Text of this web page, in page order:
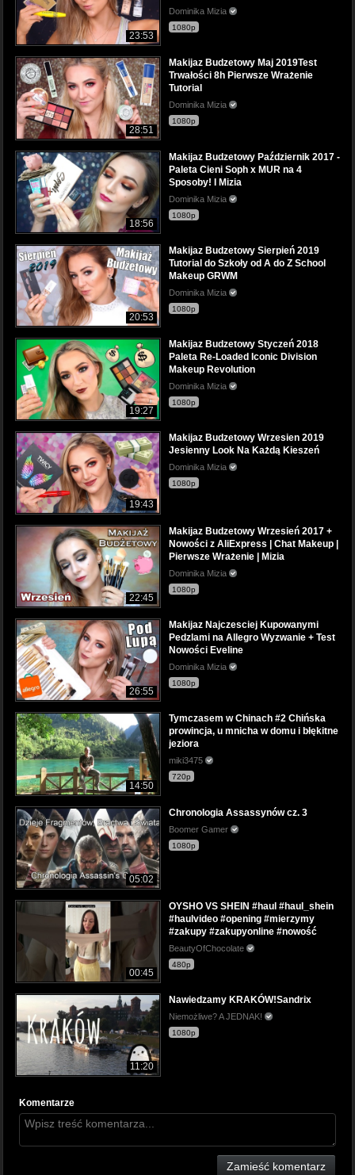
23:53
Dominika Mizia
1080p
28:51
Makijaz Budzetowy Maj 2019Test
Trwałości 8h Pierwsze Wrażenie
Tutorial
Dominika Mizia
1080p
18:56
Makijaz Budzetowy Październik 2017 -
Paleta Cieni Soph x MUR na 4
Sposoby! I Mizia
Dominika Mizia
1080p
20:53
Makijaz Budzetowy Sierpień 2019
Tutorial do Szkoły od A do Z School
Makeup GRWM
Dominika Mizia
1080p
19:27
Makijaz Budzetowy Styczeń 2018
Paleta Re-Loaded Iconic Division
Makeup Revolution
Dominika Mizia
1080p
19:43
Makijaz Budzetowy Wrzesien 2019
Jesienny Look Na Każdą Kieszeń
Dominika Mizia
1080p
22:45
Makijaz Budzetowy Wrzesień 2017 +
Nowości z AliExpress | Chat Makeup |
Pierwsze Wrażenie | Mizia
Dominika Mizia
1080p
26:55
Makijaz Najczesciej Kupowanymi
Pedzlami na Allegro Wyzwanie + Test
Nowości Eveline
Dominika Mizia
1080p
14:50
Tymczasem w Chinach #2 Chińska
prowincja, u mnicha w domu i błękitne
jeziora
miki3475
720p
05:02
Chronologia Assassynów cz. 3
Boomer Gamer
1080p
00:45
OYSHO VS SHEIN #haul #haul_shein
#haulvideo #opening #mierzymy
#zakupy #zakupyonline #nowość
BeautyOfChocolate
480p
11:20
Nawiedzamy KRAKÓW!Sandrix
Niemożliwe? A JEDNAK!
1080p
Komentarze
Zamieść komentarz